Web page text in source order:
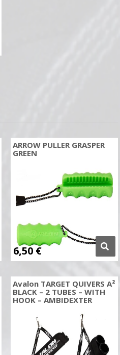
ARROW PULLER GRASPER
GREEN
6,50 €
Avalon TARGET QUIVERS A²
BLACK – 2 TUBES – WITH
HOOK – AMBIDEXTER